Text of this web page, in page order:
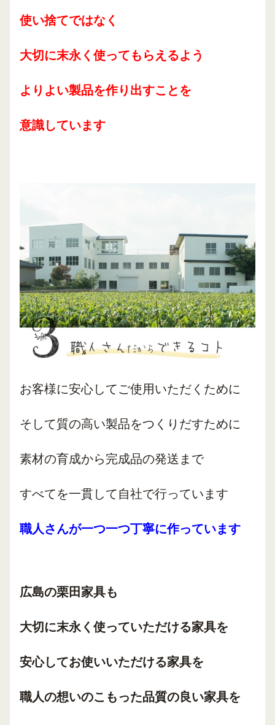
使い捨てではなく
大切に末永く使ってもらえるよう
よりよい製品を作り出すことを
意識しています
お客様に安心してご使用いただくために
そして質の高い製品をつくりだすために
素材の育成から完成品の発送まで
すべてを一貫して自社で行っています
職人さんが一つ一つ丁寧に作っています
広島の栗田家具も
大切に末永く使っていただける家具を
安心してお使いいただける家具を
職人の想いのこもった品質の良い家具を